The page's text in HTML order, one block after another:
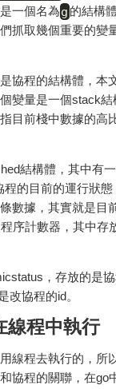
一個名為g的結構
抓取幾個重要的變
協程的結構體，本
變量是一個stack
目前棧中數據的高
結構體，其中有一
程的目前的運行狀態
數據，其實就是目
序計數器，其中存
，存放的是
改協程的id。
線程中執行
線程去執行的，所
協程的關聯，在go